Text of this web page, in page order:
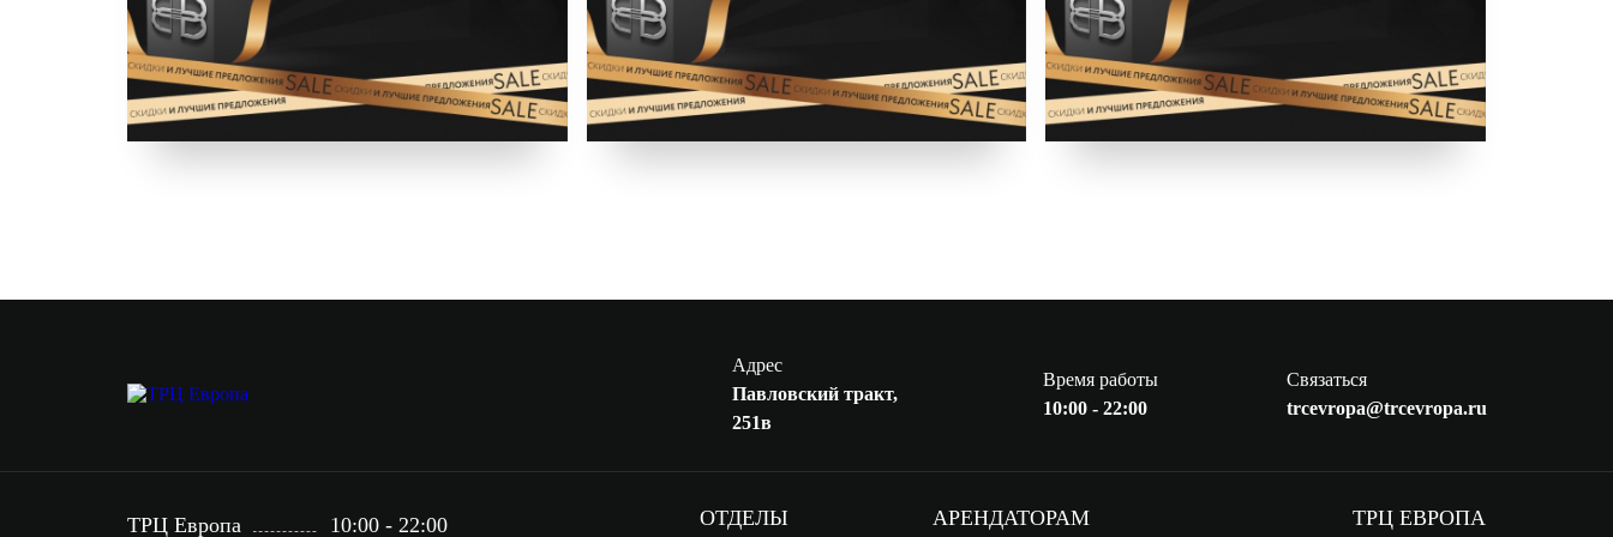
Адрес
Павловский тракт,
251в
Время работы
10:00 - 22:00
Связаться
trcevropa@trcevropa.ru
ТРЦ Европа 10:00 - 22:00 ОТДЕЛЫ АРЕНДАТОРАМ ТРЦ ЕВРОПА